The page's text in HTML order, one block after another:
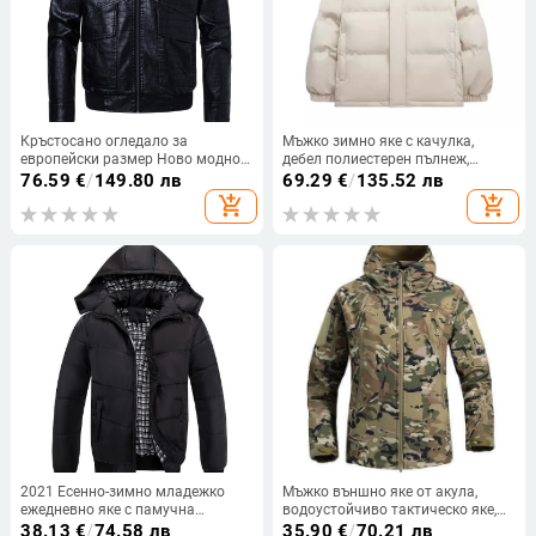
Кръстосано огледало за
европейски размер Ново модно
мъжко ежедневно кожено яке с
ревер, свободно кожено мъжко
байкерско яке
76.59 €/149.80 лв
add_shopping_cart
Мъжко зимно яке с качулка,
дебел полиестерен пълнеж,
свободна кройка, странични
69.29 €/135.52 лв
add_shopping_cart
2021 Есенно-зимно младежко
ежедневно яке с памучна
подплата за мъже Зимно
38.13 €/74.58 лв
Мъжко външно яке от акула,
водоустойчиво тактическо яке,
военно фенско облекло M65,
35.90 €/70.21 лв